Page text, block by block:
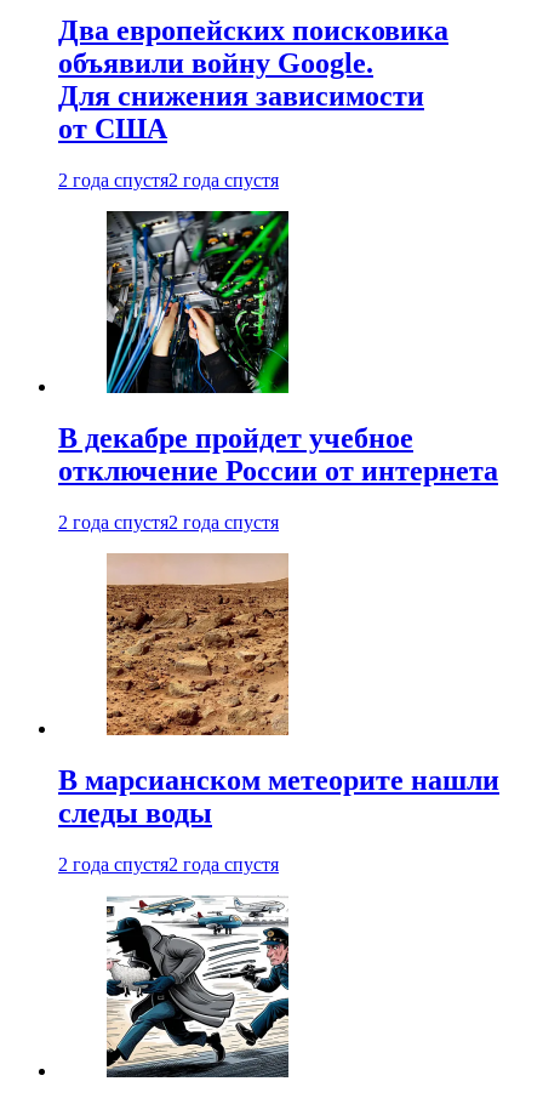
Два европейских поисковика
объявили войну Google.
Для снижения зависимости
от США
2 года спустя2 года спустя
В декабре пройдет учебное
отключение России от интернета
2 года спустя2 года спустя
В марсианском метеорите нашли
следы воды
2 года спустя2 года спустя